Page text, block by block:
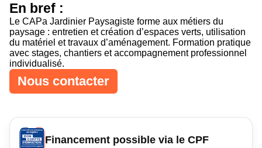
En bref :
Le CAPa Jardinier Paysagiste forme aux métiers du
paysage : entretien et création d’espaces verts, utilisation
du matériel et travaux d’aménagement. Formation pratique
avec stages, chantiers et accompagnement professionnel
individualisé.
Nous contacter
Financement possible via le CPF
Curseur noir Curseur blanc
Titres soulignés